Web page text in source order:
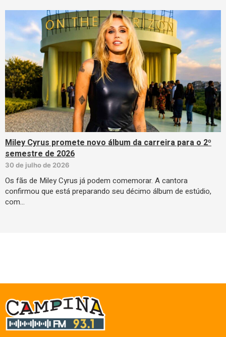
Miley Cyrus promete novo álbum da carreira para o 2º
semestre de 2026
30 de julho de 2026
Os fãs de Miley Cyrus já podem comemorar. A cantora
confirmou que está preparando seu décimo álbum de estúdio,
com…